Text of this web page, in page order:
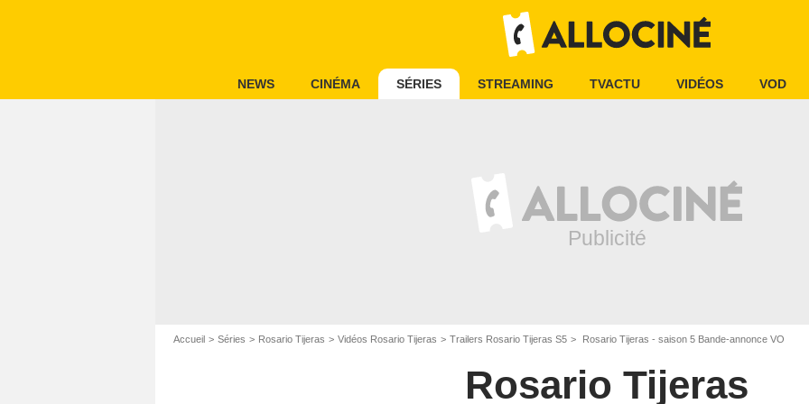
NEWS CINÉMA SÉRIES STREAMING TVACTU VIDÉOS VOD
Accueil Séries Rosario Tijeras Vidéos Rosario Tijeras Trailers Rosario Tijeras S5 Rosario Tijeras - saison 5 Bande-annonce VO
Rosario Tijeras